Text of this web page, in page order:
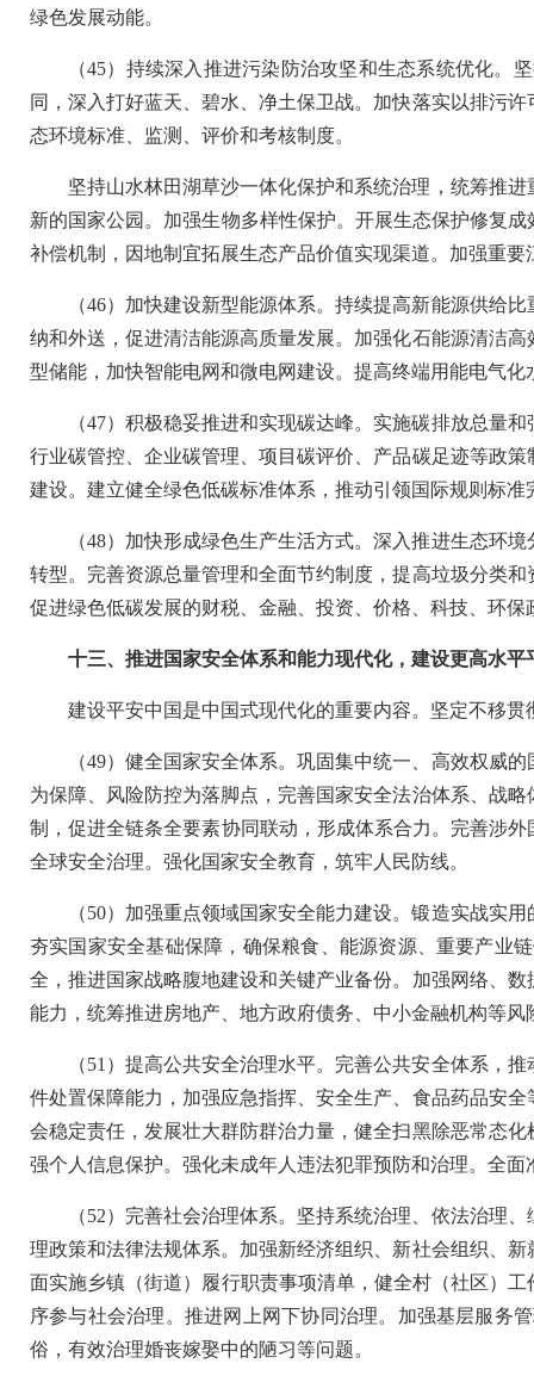
绿色发展动能。
（45）持续深入推进污染防治攻坚和生态系统优化
同，深入打好蓝天、碧水、净土保卫战。加快落实以排污
态环境标准、监测、评价和考核制度。
坚持山水林田湖草沙一体化保护和系统治理，统筹推
新的国家公园。加强生物多样性保护。开展生态保护修复
补偿机制，因地制宜拓展生态产品价值实现渠道。加强重
（46）加快建设新型能源体系。持续提高新能源供给
纳和外送，促进清洁能源高质量发展。加强化石能源清洁
型储能，加快智能电网和微电网建设。提高终端用能电气
（47）积极稳妥推进和实现碳达峰。实施碳排放总量
行业碳管控、企业碳管理、项目碳评价、产品碳足迹等政
建设。建立健全绿色低碳标准体系，推动引领国际规则标
（48）加快形成绿色生产生活方式。深入推进生态环
转型。完善资源总量管理和全面节约制度，提高垃圾分类
促进绿色低碳发展的财税、金融、投资、价格、科技、环
十三、推进国家安全体系和能力现代化，建设更高水平
建设平安中国是中国式现代化的重要内容。坚定不移
（49）健全国家安全体系。巩固集中统一、高效权威
为保障、风险防控为落脚点，完善国家安全法治体系、战
制，促进全链条全要素协同联动，形成体系合力。完善涉
全球安全治理。强化国家安全教育，筑牢人民防线。
（50）加强重点领域国家安全能力建设。锻造实战实
夯实国家安全基础保障，确保粮食、能源资源、重要产业
全，推进国家战略腹地建设和关键产业备份。加强网络、
能力，统筹推进房地产、地方政府债务、中小金融机构等
（51）提高公共安全治理水平。完善公共安全体系，
件处置保障能力，加强应急指挥、安全生产、食品药品安
会稳定责任，发展壮大群防群治力量，健全扫黑除恶常态
强个人信息保护。强化未成年人违法犯罪预防和治理。全
（52）完善社会治理体系。坚持系统治理、依法治理
理政策和法律法规体系。加强新经济组织、新社会组织、
面实施乡镇（街道）履行职责事项清单，健全村（社区）
序参与社会治理。推进网上网下协同治理。加强基层服务
俗，有效治理婚丧嫁娶中的陋习等问题。